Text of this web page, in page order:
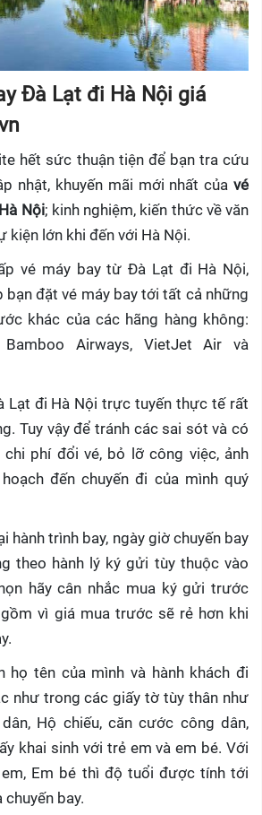
Đà Lạt đi Hà Nội giá
hết sức thuận tiện để bạn tra cứu
nhật, khuyến mãi mới nhất của vé
Nội; kinh nghiệm, kiến thức về văn
kiện lớn khi đến với Hà Nội.
vé máy bay từ Đà Lạt đi Hà Nội,
bạn đặt vé máy bay tới tất cả những
khác của các hãng hàng không:
Bamboo Airways, VietJet Air và
Lạt đi Hà Nội trực tuyến thực tế rất
Tuy vậy để tránh các sai sót và có
phí đổi vé, bỏ lỡ công việc, ảnh
đến chuyến đi của mình quý
hành trình bay, ngày giờ chuyến bay
theo hành lý ký gửi tùy thuộc vào
hãy cân nhắc mua ký gửi trước
vì giá mua trước sẽ rẻ hơn khi
họ tên của mình và hành khách đi
như trong các giấy tờ tùy thân như
Hộ chiếu, căn cước công dân,
khai sinh với trẻ em và em bé. Với
em, Em bé thì độ tuổi được tính tới
chuyến bay.